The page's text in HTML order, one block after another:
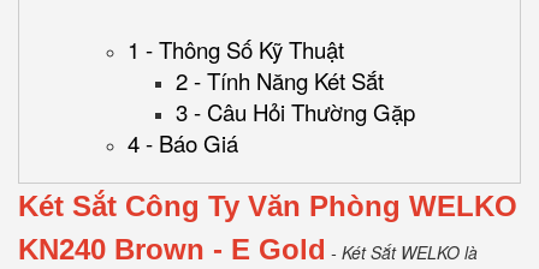
1 - Thông Số Kỹ Thuật
2 - Tính Năng Két Sắt
3 - Câu Hỏi Thường Gặp
4 - Báo Giá
Két Sắt Công Ty Văn Phòng WELKO
KN240 Brown - E Gold - Két Sắt WELKO là